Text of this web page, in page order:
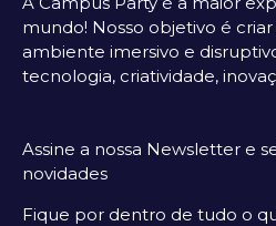
mundo! Nosso objetivo é
ambiente imersivo e
tecnologia, criatividade,
Assine a nossa Newsletter e
novidades
Fique por dentro de tudo o